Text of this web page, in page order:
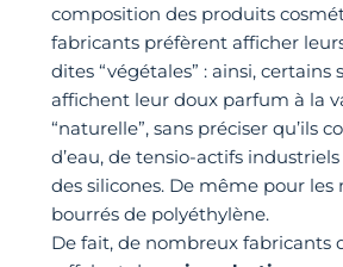
composition des produits
fabricants préfèrent afficher
dites “végétales” : ainsi, certains
affichent leur doux parfum à la
“naturelle”, sans préciser qu’ils
d’eau, de tensio-actifs
des silicones. De même pour les
bourrés de polyéthylène.
De fait, de nombreux fabricants